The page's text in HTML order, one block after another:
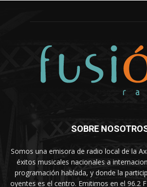
SOBRE
Somos una emisora de radio local de la
éxitos musicales nacionales a
programación hablada, y donde la
oyentes es el centro. Emitimos en el 96.2